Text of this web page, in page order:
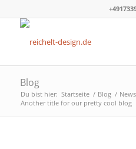
Blog
Du bist hier: Startseite / Blog / News
Another title for our pretty cool blog